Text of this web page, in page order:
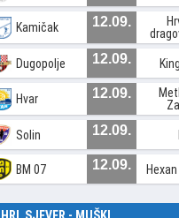
Kamičak 12.09.
Dugopolje 12.09.
Hvar 12.09.
Solin 12.09.
BM 07 12.09.